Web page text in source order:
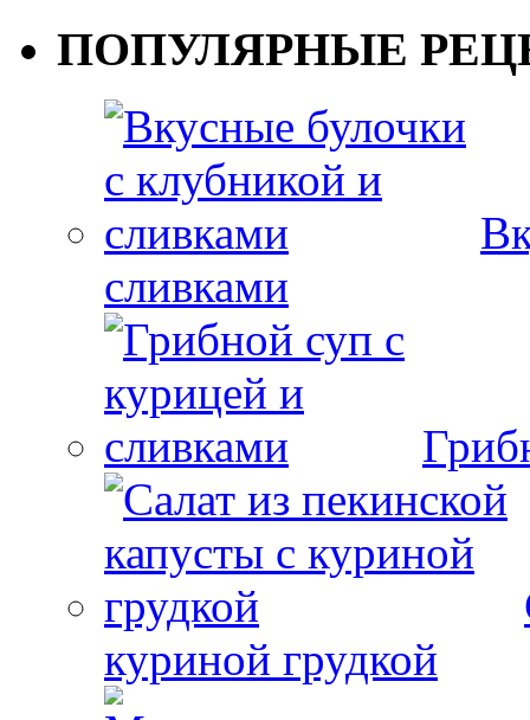
ПОПУЛЯРНЫЕ
сливками
куриной грудкой